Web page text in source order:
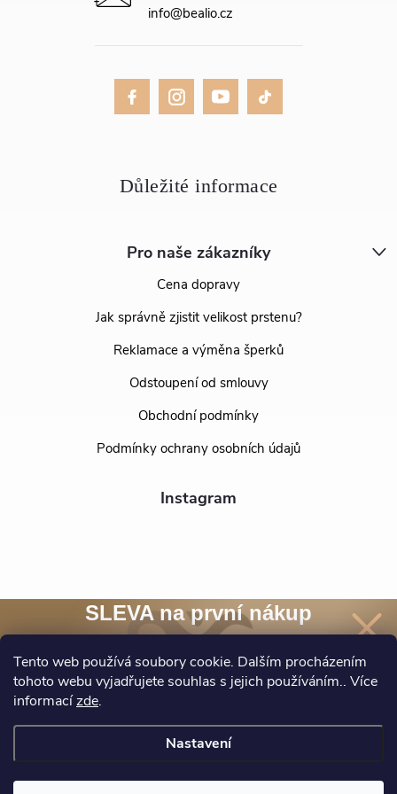
Tento web používá soubory cookie. Dalším procházením
tohoto webu vyjadřujete souhlas s jejich používáním.. Více
informacízde.
Nastavení
Pro naše zákazníky
Cena dopravy
Jak správně zjistit velikost prstenu?
Reklamace a výměna šperků
Odstoupení od smlouvy
Obchodní podmínky
Podmínky ochrany osobních údajů
Instagram
Sledovat na Instagramu
info@bealio.cz
SLEVA na první nákup
asleva 10 %na nákup* je Vaše.
Chci novinky a slevu